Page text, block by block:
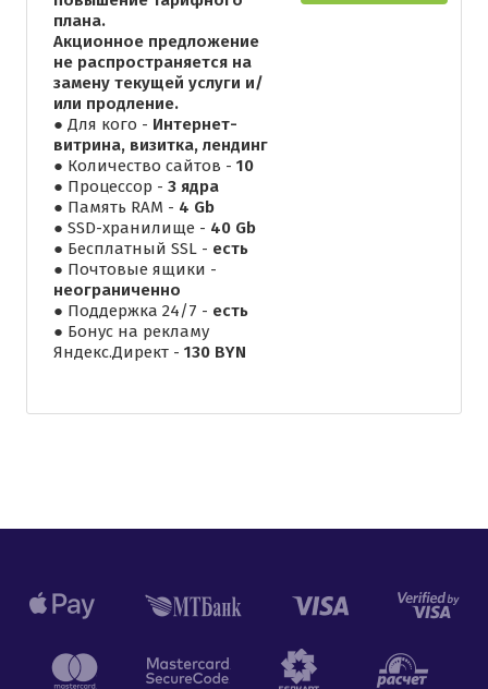
плана.
Акционное предложение
не распространяется на
замену текущей услуги и/
или продление.
● Для кого - Интернет-
витрина, визитка, лендинг
● Количество сайтов - 10
● Процессор - 3 ядра
● Память RAM - 4 Gb
● SSD-хранилище - 40 Gb
● Бесплатный SSL - есть
● Почтовые ящики -
неограниченно
● Поддержка 24/7 - есть
● Бонус на рекламу
Яндекс.Директ - 130 BYN